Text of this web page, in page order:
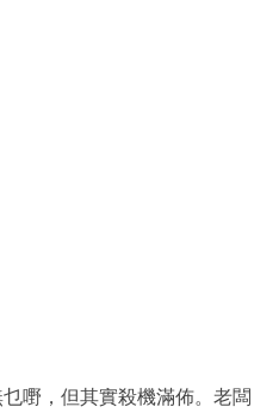
嘢，但其實殺機滿佈。老闆